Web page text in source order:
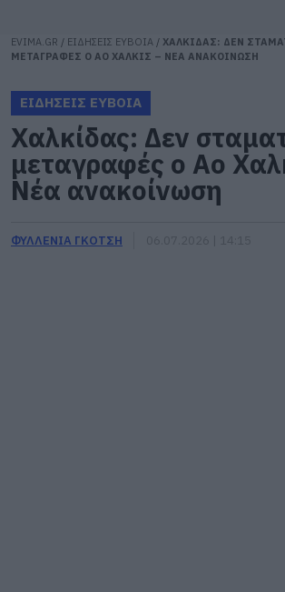
EVIMA.GR / ΕΙΔΗΣΕΙΣ ΕΥΒΟΙΑ / ΧΑΛΚΙΔΑΣ: ΔΕΝ
ΜΕΤΑΓΡΑΦΕΣ Ο ΑΟ ΧΑΛΚΙΣ – ΝΕΑ ΑΝΑΚΟΙΝΩΣΗ
ΕΙΔΗΣΕΙΣ ΕΥΒΟΙΑ
Χαλκίδας: Δεν
μεταγραφές ο Αο
Νέα ανακοίνωση
ΦΥΛΛΕΝΙΑ ΓΚΟΤΣΗ